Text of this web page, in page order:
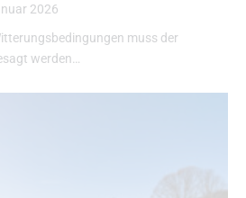
2026
muss der
werden…